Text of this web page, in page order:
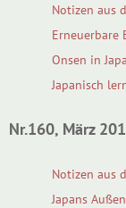
Notizen aus
Erneuerbare
Onsen in
Japanisch
Nr.160, März
Notizen aus
Japans